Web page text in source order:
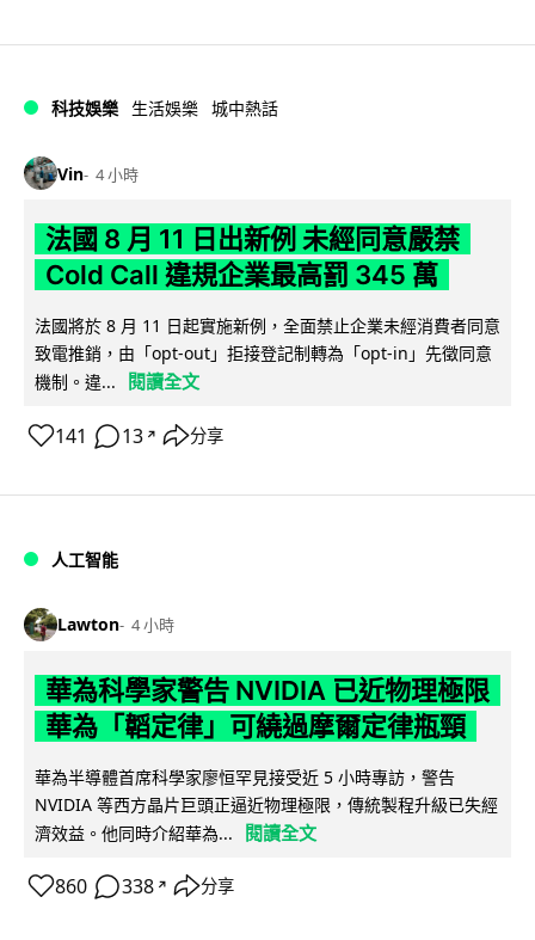
科技娛樂 生活娛樂 城中熱話
Vin 4 小時
法國 8 月 11 日出新例 未經同意嚴禁
Cold Call 違規企業最高罰 345 萬
法國將於 8 月 11 日起實施新例，全面禁止企業未經消費者同意
致電推銷，由「opt-out」拒接登記制轉為「opt-in」先徵同意
機制。違...
閱讀全文
141 13 ↗ 分享
人工智能
Lawton 4 小時
華為科學家警告 NVIDIA 已近物理極限
華為「韜定律」可繞過摩爾定律瓶頸
華為半導體首席科學家廖恒罕見接受近 5 小時專訪，警告
NVIDIA 等西方晶片巨頭正逼近物理極限，傳統製程升級已失經
濟效益。他同時介紹華為...
閱讀全文
860 338 ↗ 分享